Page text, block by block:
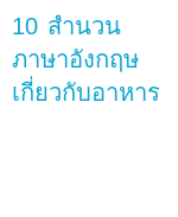
10 สำนวน
ภาษาอังกฤษ
เกี่ยวกับอาหาร